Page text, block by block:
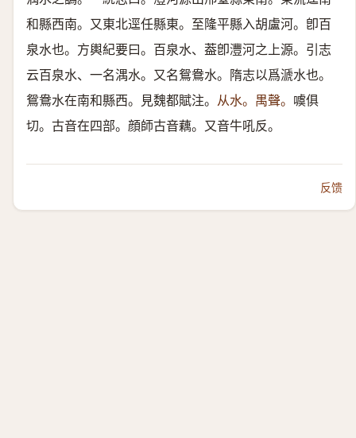
和縣西南。又東北逕任縣東。至隆平縣入胡盧河。卽百
泉水也。方輿紀要曰。百泉水、葢卽灃河之上源。引志
云百泉水、一名湡水。又名鴛鴦水。隋志以爲㴲水也。
鴛鴦水在南和縣西。見魏都賦注。 从水。禺聲。 噳俱
切。古音在四部。顔師古音藕。又音牛吼反。
反馈